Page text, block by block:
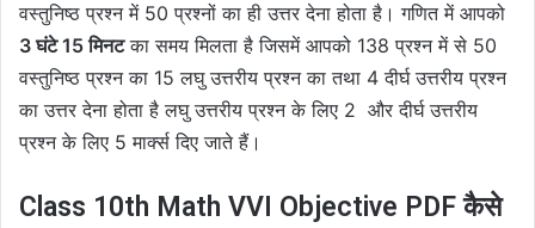
वस्तुनिष्ठ प्रश्न में 50 प्रश्नों का ही उत्तर देना होता है। गणित में आपको
3 घंटे 15 मिनटका समय मिलता है जिसमें आपको 138 प्रश्न में से 50
वस्तुनिष्ठ प्रश्न का 15 लघु उत्तरीय प्रश्न का तथा 4 दीर्घ उत्तरीय प्रश्न
का उत्तर देना होता है लघु उत्तरीय प्रश्न के लिए 2 और दीर्घ उत्तरीय
प्रश्न के लिए 5 मार्क्स दिए जाते हैं।
Class 10th Math VVI Objective PDF कैसे